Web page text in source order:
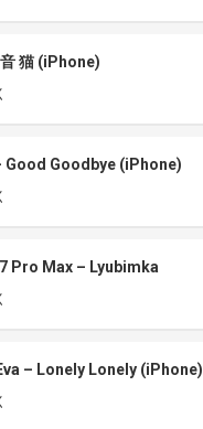
猫 (iPhone)
Good Goodbye (iPhone)
Pro Max – Lyubimka
– Lonely Lonely (iPhone)